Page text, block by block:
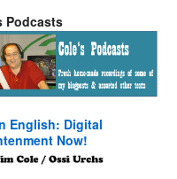
Podcasts
English: Digital
Now!